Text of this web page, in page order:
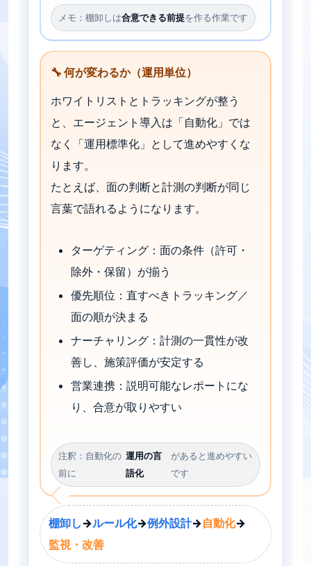
メモ：棚卸しは合意できる前提を作る作業です
🔧 何が変わるか（運用単位）
ホワイトリストとトラッキングが整う
と、エージェント導入は「自動化」では
なく「運用標準化」として進めやすくな
ります。
たとえば、面の判断と計測の判断が同じ
言葉で語れるようになります。
ターゲティング：面の条件（許可・
除外・保留）が揃う
優先順位：直すべきトラッキング／
面の順が決まる
ナーチャリング：計測の一貫性が改
善し、施策評価が安定する
営業連携：説明可能なレポートにな
り、合意が取りやすい
注釈：自動化の
前に
運用の言
語化
があると進めやすい
です
棚卸し →ルール化→例外設計→自動化→
監視・改善